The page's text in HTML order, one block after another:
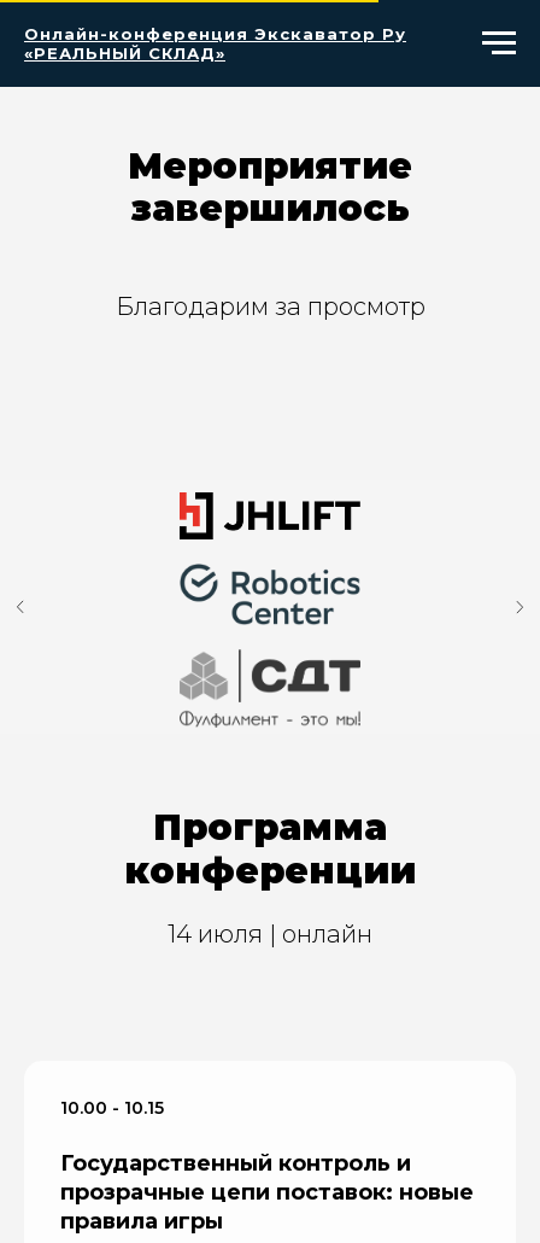
Онлайн-конференция Экскаватор Ру
«РЕАЛЬНЫЙ СКЛАД»
Мероприятие
завершилось
Благодарим за просмотр
Программа
конференции
14 июля | онлайн
10.00 - 10.15
Государственный контроль и
прозрачные цепи поставок: новые
правила игры